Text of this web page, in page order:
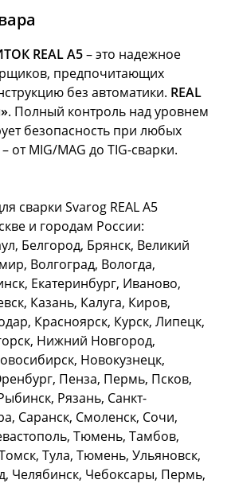
REAL A5– это надежное
предпочитающих
без автоматики. REAL
. Полный контроль над уровнем
безопасность при любых
от MIG/MAG до TIG-сварки.
сварки Svarog REAL A5
и городам России:
Белгород, Брянск, Великий
Волгоград, Вологда,
Екатеринбург, Иваново,
Казань, Калуга, Киров,
Красноярск, Курск, Липецк,
Нижний Новгород,
Новокузнецк,
Пенза, Пермь, Псков,
Рязань, Санкт-
Саранск, Смоленск, Сочи,
Тюмень, Тамбов,
Тула, Тюмень, Ульяновск,
Челябинск, Чебоксары, Пермь,